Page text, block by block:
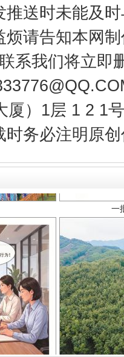
推送时未能及
烦请告知本网
系我们将立即
厦）1层 1 2 1
时务必注明原 一